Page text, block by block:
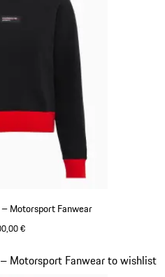
Motorsport Fanwear
€
Motorsport Fanwear to wishlist